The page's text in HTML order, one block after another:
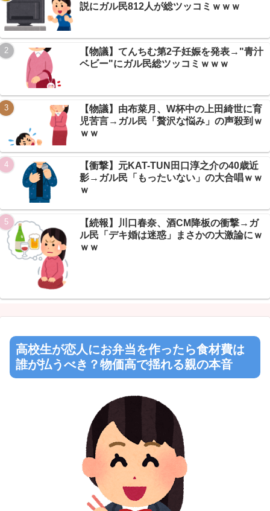
Powered by livedoor 相互RSS
【朗報】ダイエット相談民、VIPPERに記録しろと説教される→
本当に痩せ始めるｗｗｗ
【悲報】 明日、飛田給とかいう謎の場所に行くんやが何があるん
や????・・・・・・・・・ NEW!
【保存版】NGT48はV字回復できるか2026→新曲・客増加・卒業
生活躍、復活の条件を全部並べたｗ NEW!
Powered by livedoor 相互RSS
説にガル民812人が総ツッコミｗｗｗ
【物議】てんちむ第2子妊娠を発表→"青汁
ベビー"にガル民総ツッコミｗｗｗ
【物議】由布菜月、W杯中の上田綺世に育
児苦言→ガル民「贅沢な悩み」の声殺到ｗ
ｗｗ
【衝撃】元KAT-TUN田口淳之介の40歳近
影→ガル民「もったいない」の大合唱ｗｗ
ｗ
【続報】川口春奈、酒CM降板の衝撃→ガ
ル民「デキ婚は迷惑」まさかの大激論にｗ
ｗｗ
高校生が恋人にお弁当を作ったら食材費は
誰が払うべき？物価高で揺れる親の本音